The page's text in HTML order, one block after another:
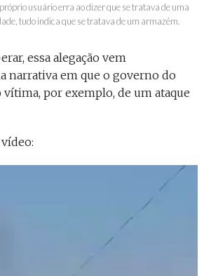
usuário erra ao dizer que se tratava de uma
tudo indica que se tratava de um armazém.
essa alegação vem
narrativa em que o governo do
por exemplo, de um ataque